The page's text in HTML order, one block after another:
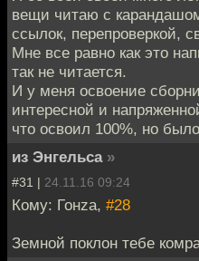
вещи читаю с
ссылок, перепроверкой,
Мне все равно как это
так не читается.
И у меня освоение
интересной и
что освоил 100%, но
из Энгельса »
#31 | 24.11.16 09:24
Кому: Гонzа, #28
Земной поклон тебе